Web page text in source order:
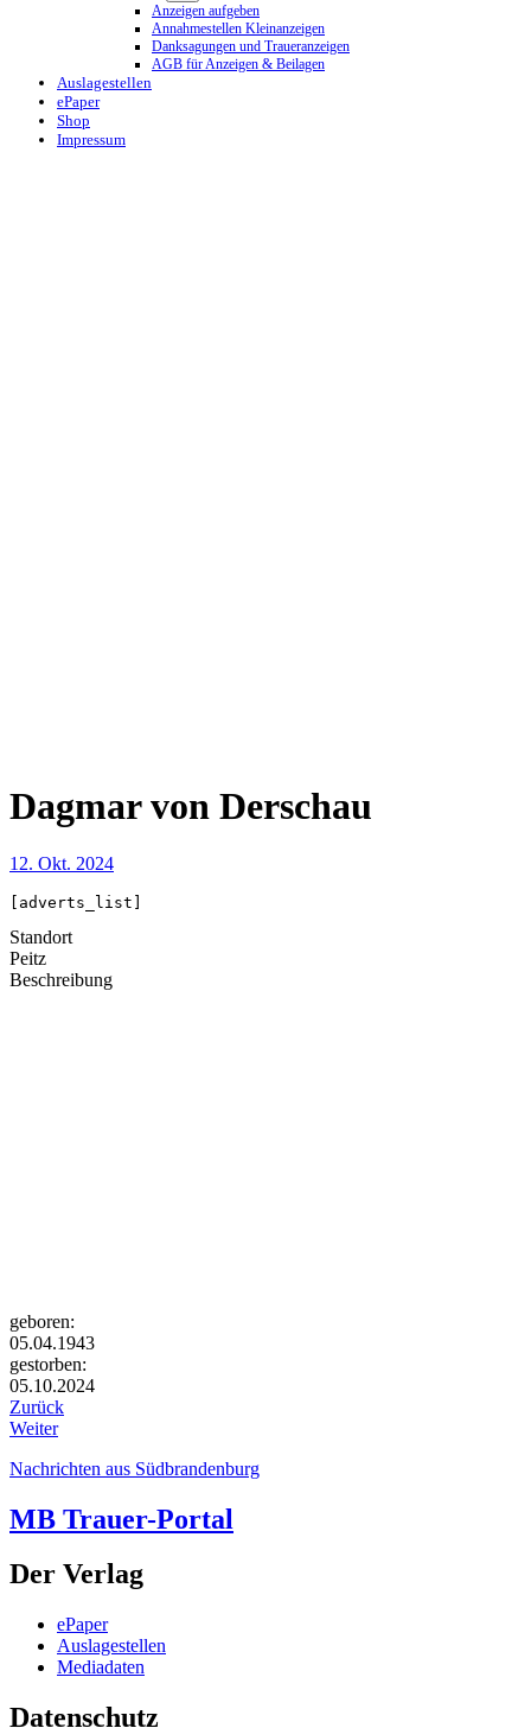
Anzeigen aufgeben
Annahmestellen Kleinanzeigen
Danksagungen und Traueranzeigen
AGB für Anzeigen & Beilagen
Auslagestellen
ePaper
Shop
Impressum
Dagmar von Derschau
12. Okt. 2024
[adverts_list]
Standort
Peitz
Beschreibung
geboren:
05.04.1943
gestorben:
05.10.2024
Zurück
Weiter
Nachrichten aus Südbrandenburg
MB Trauer-Portal
Der Verlag
ePaper
Auslagestellen
Mediadaten
Datenschutz